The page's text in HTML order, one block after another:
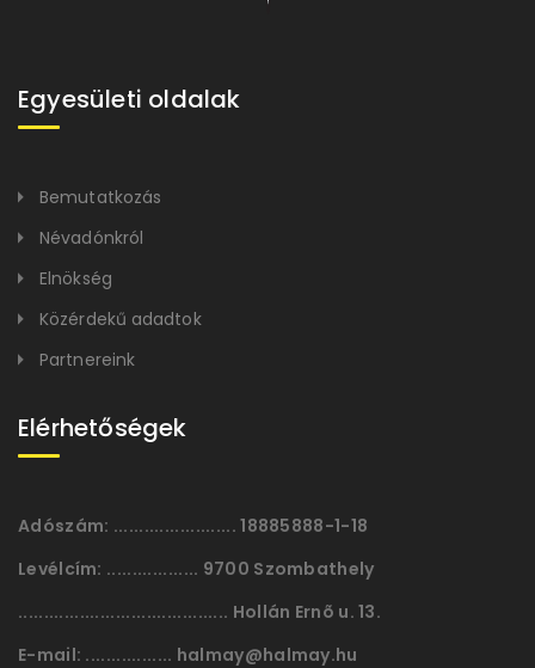
Egyesületi oldalak
Bemutatkozás
Névadónkról
Elnökség
Közérdekű adadtok
Partnereink
Elérhetőségek
Adószám: ........................ 18885888-1-18
Levélcím: .................. 9700 Szombathely
......................................... Hollán Ernõ u. 13.
E-mail: ................. halmay@halmay.hu